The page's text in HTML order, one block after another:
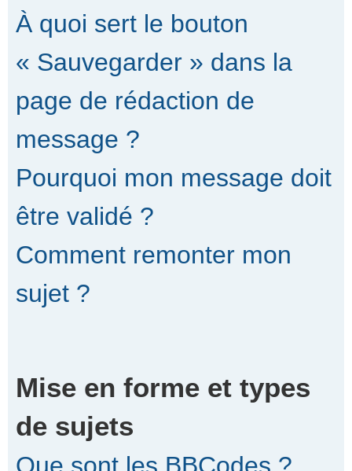
À quoi sert le bouton
« Sauvegarder » dans la
page de rédaction de
message ?
Pourquoi mon message doit
être validé ?
Comment remonter mon
sujet ?
Mise en forme et types
de sujets